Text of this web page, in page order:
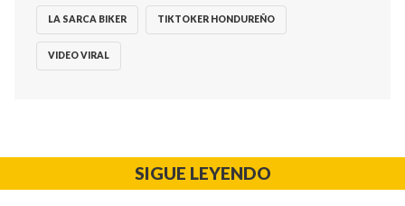
LA SARCA BIKER TIKTOKER HONDUREÑO
VIDEO VIRAL
SIGUE LEYENDO